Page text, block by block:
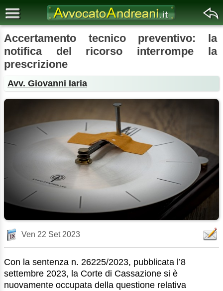
Accertamento tecnico preventivo: la
notifica del ricorso interrompe la
prescrizione
Avv. Giovanni Iaria
Ven 22 Set 2023
Con la sentenza n. 26225/2023, pubblicata l’8
settembre 2023, la Corte di Cassazione si è
nuovamente occupata della questione relativa